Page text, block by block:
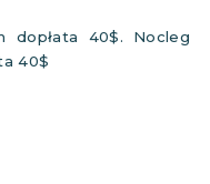
dopłata 40$. Nocleg
40$